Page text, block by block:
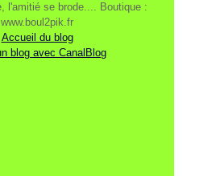
l'amitié se brode.... Boutique :
www.boul2pik.fr
Accueil du blog
blog avec CanalBlog